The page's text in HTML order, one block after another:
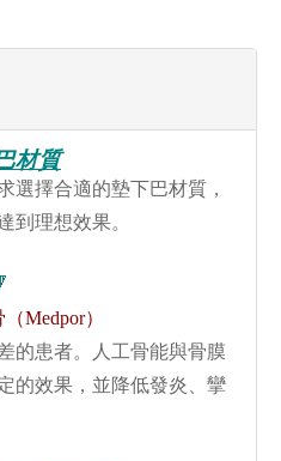
材質
選擇合適的墊下巴材質，
到理想效果。
Medpor）
的患者。人工骨能與骨膜
的效果，並降低發炎、攣